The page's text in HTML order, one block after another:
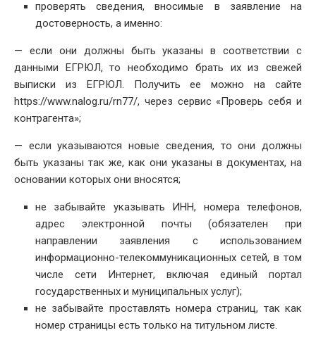
проверять сведения, вносимые в заявление на
достоверность, а именно:
— если они должны быть указаны в соответствии с
данными ЕГРЮЛ, то необходимо брать их из свежей
выписки из ЕГРЮЛ. Получить ее можно на сайте
https://www.nalog.ru/rn77/, через сервис «Проверь себя и
контрагента»;
— если указываются новые сведения, то они должны
быть указаны так же, как они указаны в документах, на
основании которых они вносятся;
не забывайте указывать ИНН, номера телефонов,
адрес электронной почты (обязателен при
направлении заявления с использованием
информационно-телекоммуникационных сетей, в том
числе сети Интернет, включая единый портал
государственных и муниципальных услуг);
не забывайте проставлять номера страниц, так как
номер страницы есть только на титульном листе.